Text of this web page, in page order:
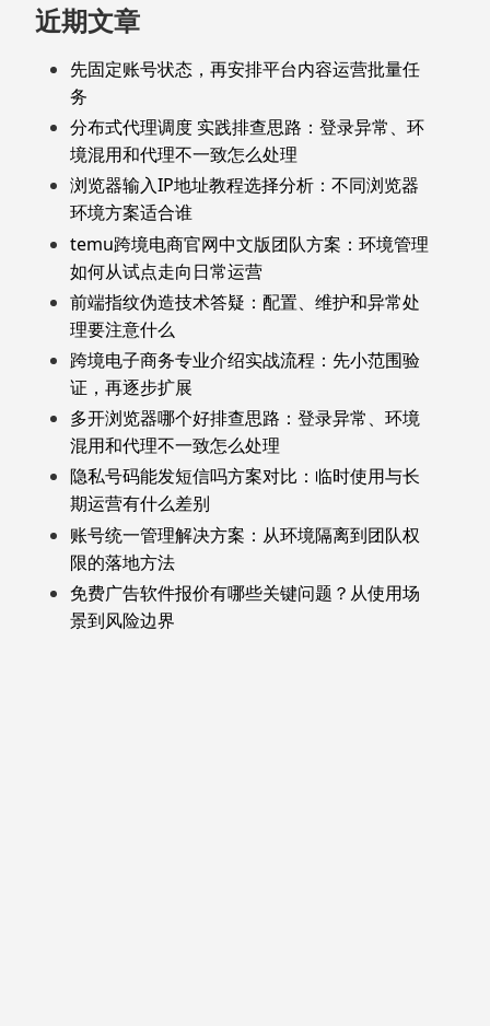
近期文章
先固定账号状态，再安排平台内容运营批量任
务
分布式代理调度 实践排查思路：登录异常、环
境混用和代理不一致怎么处理
浏览器输入IP地址教程选择分析：不同浏览器
环境方案适合谁
temu跨境电商官网中文版团队方案：环境管理
如何从试点走向日常运营
前端指纹伪造技术答疑：配置、维护和异常处
理要注意什么
跨境电子商务专业介绍实战流程：先小范围验
证，再逐步扩展
多开浏览器哪个好排查思路：登录异常、环境
混用和代理不一致怎么处理
隐私号码能发短信吗方案对比：临时使用与长
期运营有什么差别
账号统一管理解决方案：从环境隔离到团队权
限的落地方法
免费广告软件报价有哪些关键问题？从使用场
景到风险边界